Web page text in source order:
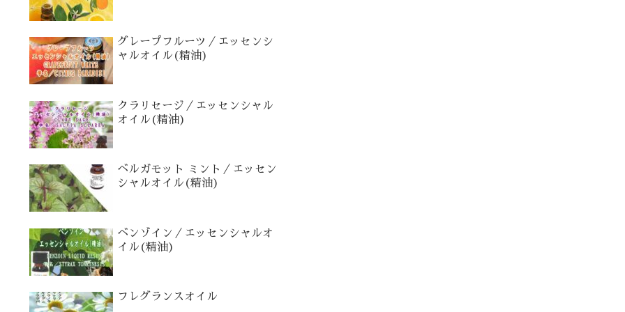
グレープフルーツ／エッセンシ
ャルオイル(精油)
クラリセージ／エッセンシャル
オイル(精油)
ベルガモット ミント／エッセン
シャルオイル(精油)
ベンゾイン／エッセンシャルオ
イル(精油)
フレグランスオイル